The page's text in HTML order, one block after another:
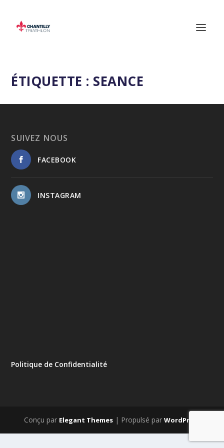
ÉTIQUETTE : SEANCE
SUIVEZ NOUS
FACEBOOK
INSTAGRAM
Politique de Confidentialité
Conçu par Elegant Themes| Propulsé par WordPress